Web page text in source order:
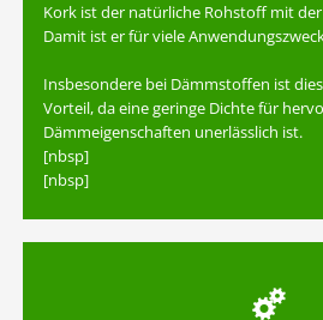
Kork ist der natürliche Rohstoff mit
Damit ist er für viele
Insbesondere bei Dämmstoffen ist
Vorteil, da eine geringe Dichte für
Dämmeigenschaften unerlässlich ist.
[nbsp]
[nbsp]